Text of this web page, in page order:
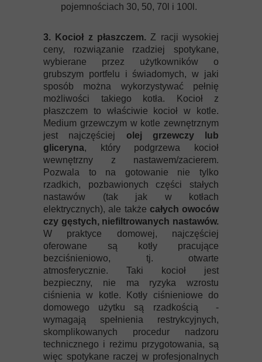
pojemnościach 30, 50, 70l i 100l.
3. Kocioł z płaszczem. Z racji wysokiej
ceny, rozwiązanie rzadziej spotykane,
wybierane przez użytkowników o
grubszym portfelu i świadomych, w jaki
sposób można wykorzystywać pełnię
możliwości takiego kotła. Kocioł z
płaszczem to właściwie kocioł w kotle.
Medium grzewczym w kotle zewnętrznym
jest najczęściej olej grzewczy lub
gliceryna, który podgrzewa kocioł
wewnętrzny z nastawem/zacierem.
Pozwala to na gotowanie nie tylko
rzadkich, pozbawionych części stałych
nastawów (tak jak w kotłach
elektrycznych), ale także całych owoców
czy gęstych, niefiltrowanych nastawów.
W praktyce domowej, najczęściej
oferowane są kotły pracujące
bezciśnieniowo, tj. otwarte
atmosferycznie. Taki kocioł jest
bezpieczny, nie ma ryzyka wzrostu
ciśnienia w kotle. Kotły ciśnieniowe do
domowego użytku są rzadkością -
wymagają spełnienia restrykcyjnych,
skomplikowanych procedur nadzoru
technicznego i reżimu przygotowania, są
więc spotykane raczej w profesjonalnych